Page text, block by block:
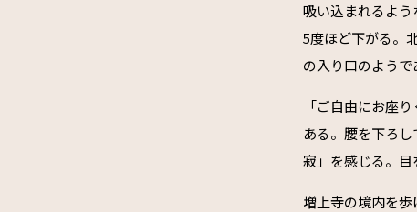
吸い込まれるよ
5度ほど下がる。
の入り口のようで
「ご自由にお座
ある。腰を下ろ
寂」を感じる。目
増上寺の境内を